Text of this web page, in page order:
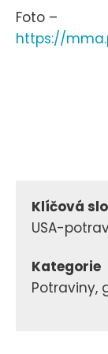
Foto –
https://
Klíčová
USA-
Kategorie
Potraviny,